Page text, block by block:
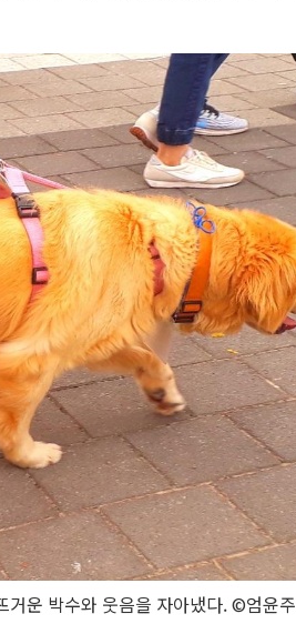
거운 박수와 웃음을 자아냈다. ©엄윤주